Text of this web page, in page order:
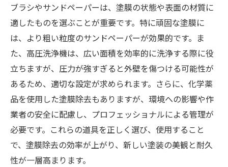
ブラシやサンドペーパーは、塗膜の状態や表面の材質に
適したものを選ぶことが重要です。特に頑固な塗膜に
は、より粗い粒度のサンドペーパーが効果的です。ま
た、高圧洗浄機は、広い面積を効率的に洗浄する際に役
立ちますが、圧力が強すぎると外壁を傷つける可能性が
あるため、適切な設定が求められます。さらに、化学薬
品を使用した塗膜除去もありますが、環境への影響や作
業者の安全に配慮し、プロフェッショナルによる管理が
必要です。これらの道具を正しく選び、使用すること
で、塗膜除去の効率が上がり、新しい塗装の美観と耐久
性が一層高まります。